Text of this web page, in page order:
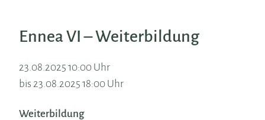
Ennea VI – Weiterbildung
23.08.2025 10:00 Uhr
bis 23.08.2025 18:00 Uhr
Weiterbildung